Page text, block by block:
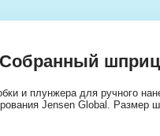
Собранный шприц
и плунжера для ручного
Jensen Global.